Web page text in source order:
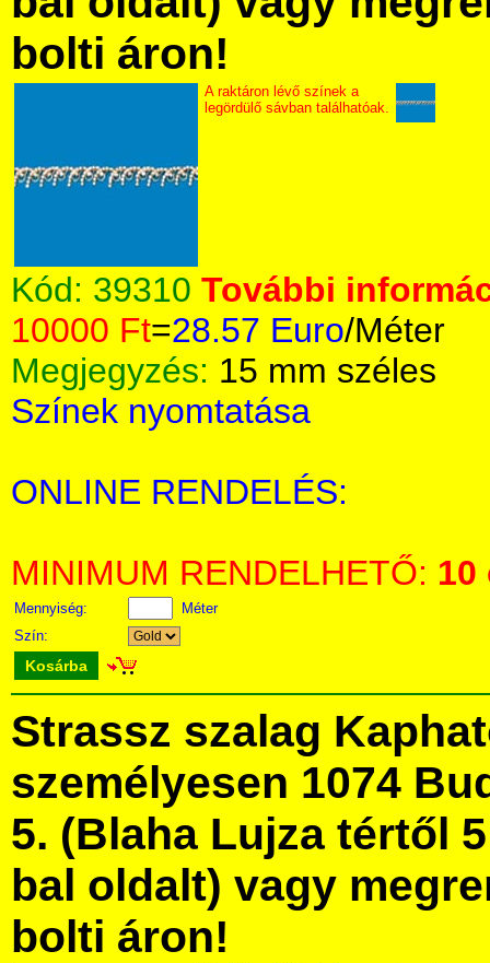
bolti áron!
A raktáron lévő színek a
legördülő sávban találhatóak.
Kód: 39310 További
10000 Ft=28.57 Euro/Méter
Megjegyzés: 15 mm széles
Színek nyomtatása
ONLINE RENDELÉS:
MINIMUM RENDELHETŐ: 10
Mennyiség:
Méter
Szín:
Kosárba
Strassz szalag
személyesen 1074
5. (Blaha Lujza tértől
bal oldalt) vagy
bolti áron!